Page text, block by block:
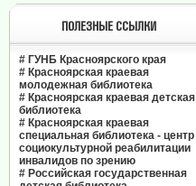
ПОЛЕЗНЫЕ ССЫЛКИ
# ГУНБ Красноярского края
# Красноярская краевая
молодежная библиотека
# Красноярская краевая детская
библиотека
# Красноярская краевая
специальная библиотека - центр
социокультурной реабилитации
инвалидов по зрению
# Российская государственная